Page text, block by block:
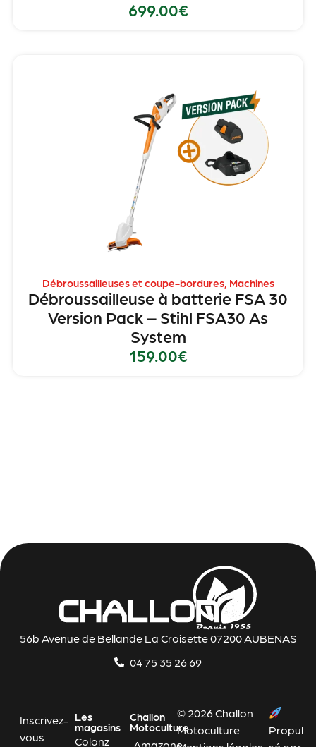
699.00€
Débroussailleuses et coupe-bordures, Machines
Débroussailleuse à batterie FSA 30
Version Pack – Stihl FSA30 As
System
159.00€
56b Avenue de Bellande La Croisette 07200 AUBENAS
04 75 35 26 69
Inscrivez-
vous
Les
magasins
Colonz
Challon
Motoculture
© 2026 Challon
Motoculture
Propul